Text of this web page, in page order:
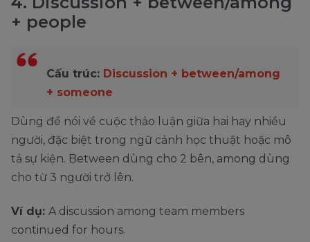
+ people
Cấu trúc: Discussion + between/among
+ someone
Dùng để nói về cuộc thảo luận giữa hai hay nhiều
người, đặc biệt trong ngữ cảnh học thuật hoặc mô
tả sự kiện. Between dùng cho 2 bên, among dùng
cho từ 3 người trở lên.
Ví dụ: A discussion among team members
continued for hours.